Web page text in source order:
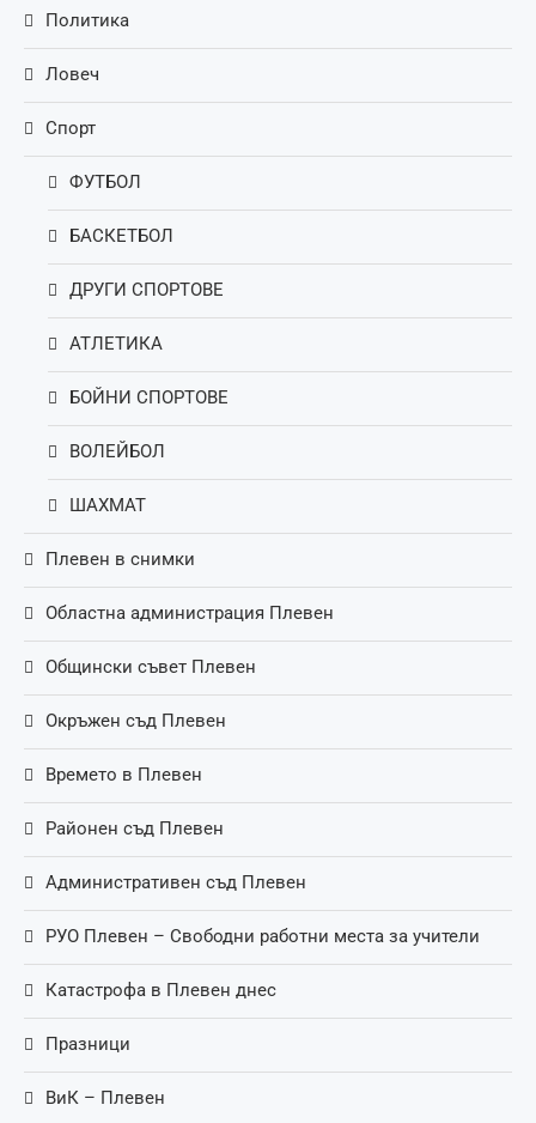
Политика
Ловеч
Спорт
ФУТБОЛ
БАСКЕТБОЛ
ДРУГИ СПОРТОВЕ
АТЛЕТИКА
БОЙНИ СПОРТОВЕ
ВОЛЕЙБОЛ
ШАХМАТ
Плевен в снимки
Областна администрация Плевен
Общински съвет Плевен
Окръжен съд Плевен
Времето в Плевен
Районен съд Плевен
Административен съд Плевен
РУО Плевен – Свободни работни места за учители
Катастрофа в Плевен днес
Празници
ВиК – Плевен